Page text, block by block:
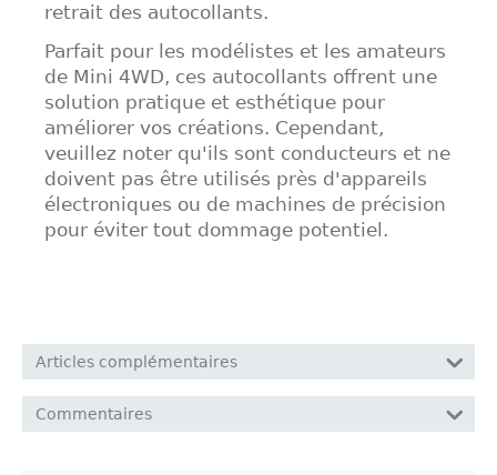
retrait des autocollants.
Parfait pour les modélistes et les amateurs
de Mini 4WD, ces autocollants offrent une
solution pratique et esthétique pour
améliorer vos créations. Cependant,
veuillez noter qu'ils sont conducteurs et ne
doivent pas être utilisés près d'appareils
électroniques ou de machines de précision
pour éviter tout dommage potentiel.
Articles complémentaires
Commentaires